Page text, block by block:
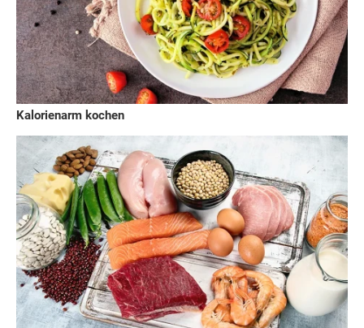
Kalorienarm kochen